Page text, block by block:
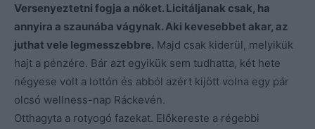
Versenyeztetni fogja a nőket. Licitáljanak csak, ha
annyira a szaunába vágynak. Aki kevesebbet akar, az
juthat vele legmesszebbre. Majd csak kiderül, melyikük
hajt a pénzére. Bár azt egyikük sem tudhatta, két hete
négyese volt a lottón és abból azért kijött volna egy pár
olcsó wellness-nap Ráckevén.
Otthagyta a rotyogó fazekat. Előkereste a régebbi